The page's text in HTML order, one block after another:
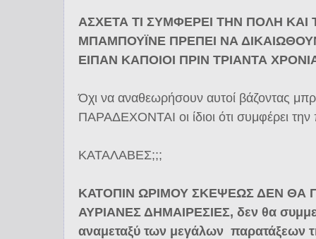
ΑΣΧΕΤΑ ΤΙ ΣΥΜΦΕΡΕΙ ΤΗΝ ΠΟΛΗ ΚΑΙ
ΜΠΑΜΠΟΥΪΝΕ ΠΡΕΠΕΙ ΝΑ
ΕΙΠΑΝ ΚΑΠΟΙΟΙ ΠΡΙΝ ΤΡΙΑΝΤΑ
Όχι να αναθεωρήσουν αυτοί βάζοντας
ΠΑΡΑΔΕΧΟΝΤΑΙ οι ίδιοι ότι συμφέρει
ΚΑΤΑΛΑΒΕΣ;;;
ΚΑΤΟΠΙΝ ΩΡΙΜΟΥ ΣΚΕΨΕΩΣ ΔΕΝ ΘΑ
ΑΥΡΙΑΝΕΣ ΔΗΜΑΙΡΕΣΙΕΣ, δεν θα
αναμεταξύ των μεγάλων παρατάξεων